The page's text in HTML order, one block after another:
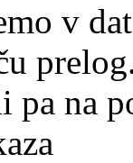
v
pa na